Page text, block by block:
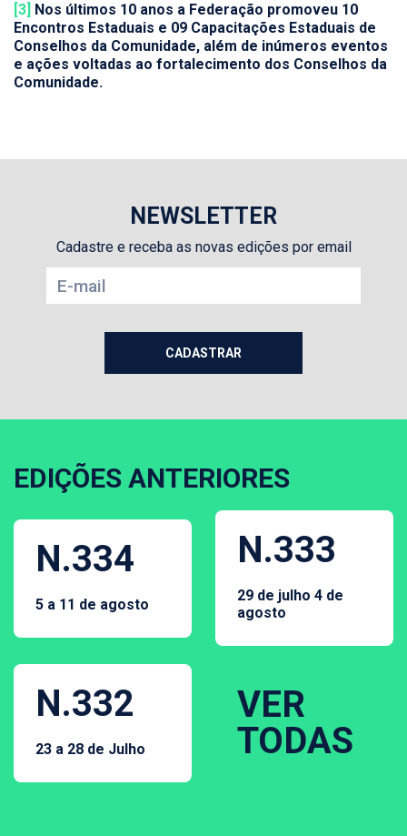
[3]
Nos últimos 10 anos a Federação promoveu 10
Encontros Estaduais e 09 Capacitações Estaduais de
Conselhos da Comunidade, além de inúmeros eventos
e ações voltadas ao fortalecimento dos Conselhos da
Comunidade.
NEWSLETTER
Cadastre e receba as novas edições por email
EDIÇÕES ANTERIORES
N.334
5 a 11 de agosto
N.333
29 de julho 4 de
agosto
N.332
23 a 28 de Julho
VER
TODAS